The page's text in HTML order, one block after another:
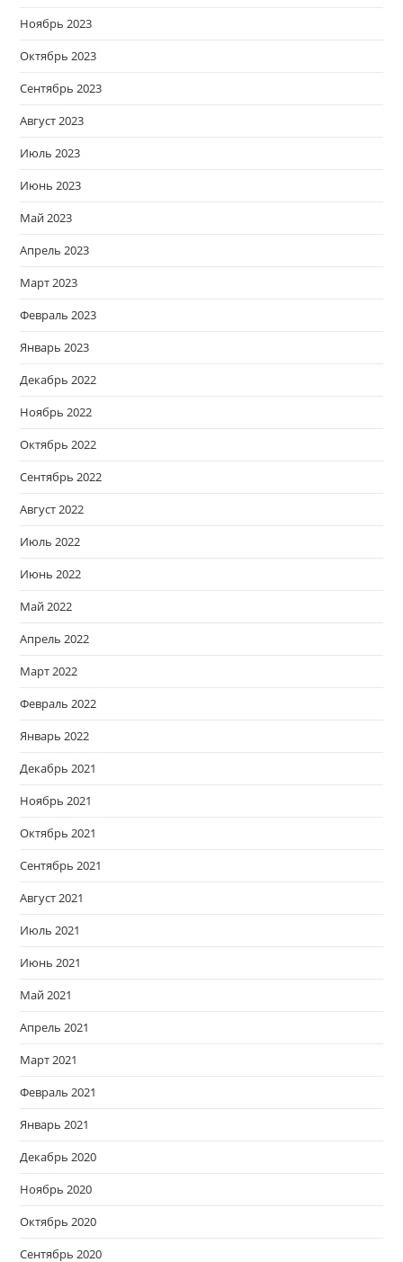
Ноябрь 2023
Октябрь 2023
Сентябрь 2023
Август 2023
Июль 2023
Июнь 2023
Май 2023
Апрель 2023
Март 2023
Февраль 2023
Январь 2023
Декабрь 2022
Ноябрь 2022
Октябрь 2022
Сентябрь 2022
Август 2022
Июль 2022
Июнь 2022
Май 2022
Апрель 2022
Март 2022
Февраль 2022
Январь 2022
Декабрь 2021
Ноябрь 2021
Октябрь 2021
Сентябрь 2021
Август 2021
Июль 2021
Июнь 2021
Май 2021
Апрель 2021
Март 2021
Февраль 2021
Январь 2021
Декабрь 2020
Ноябрь 2020
Октябрь 2020
Сентябрь 2020